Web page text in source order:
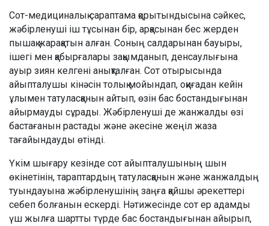
Сот-медициналық сараптама қорытындысына сәйкес,
жәбірленуші іш тұсынан бір, арқасынан бес жерден
пышақ жарақатын алған. Соның салдарынан бауыры,
ішегі мен қабырғалары зақымданып, денсаулығына
ауыр зиян келгені анықталған. Сот отырысында
айыпталушы кінәсін толық мойындап, оқиғадан кейін
ұлымен татуласқанын айтып, өзін бас бостандығынан
айырмауды сұрады. Жәбірленуші де жанжалды өзі
бастағанын растады және әкесіне жеңіл жаза
тағайындауды өтінді.
Үкім шығару кезінде сот айыпталушының шын
өкінетінін, тараптардың татуласқанын және жанжалдың
туындауына жәбірленушінің заңға қайшы әрекеттері
себеп болғанын ескерді. Нәтижесінде сот ер адамды
үш жылға шартты түрде бас бостандығынан айырып,